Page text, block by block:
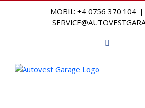
MOBIL: +4 0756 370 104 |